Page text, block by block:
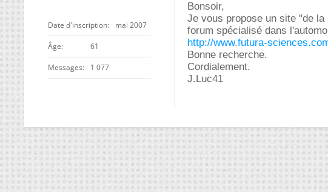
Date d'inscription mai 2007
ge 61
Messages 1 077
Bonsoir,
Je vous propose un site "de
forum spécialisé dans
http://www.futura-
Bonne recherche.
Cordialement.
J.Luc41